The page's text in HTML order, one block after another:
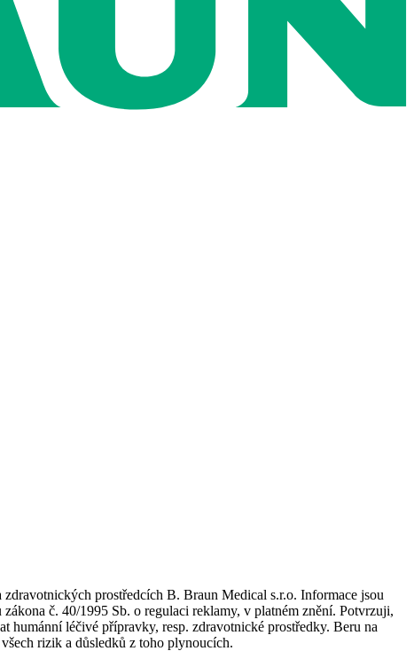
prostředcích B. Braun Medical s.r.o. Informace jsou
č. 40/1995 Sb. o regulaci reklamy, v platném znění. Potvrzuji,
humánní léčivé přípravky, resp. zdravotnické prostředky. Beru na
rizik a důsledků z toho plynoucích.